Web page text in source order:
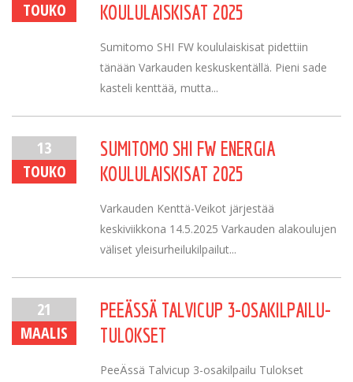
TOUKO KOULULAISKISAT 2025
Sumitomo SHI FW koululaiskisat pidettiin
tänään Varkauden keskuskentällä. Pieni sade
kasteli kenttää, mutta...
13
TOUKO
SUMITOMO SHI FW ENERGIA
KOULULAISKISAT 2025
Varkauden Kenttä-Veikot järjestää
keskiviikkona 14.5.2025 Varkauden alakoulujen
väliset yleisurheilukilpailut...
21
MAALIS
PEEÄSSÄ TALVICUP 3-OSAKILPAILU-
TULOKSET
PeeÄssä Talvicup 3-osakilpailu Tulokset